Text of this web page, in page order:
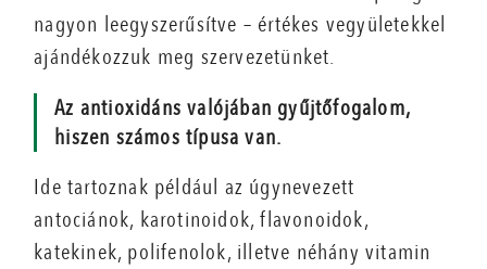
nagyon leegyszerűsítve – értékes vegyületekkel
ajándékozzuk meg szervezetünket.
Az antioxidáns valójában gyűjtőfogalom,
hiszen számos típusa van.
Ide tartoznak például az úgynevezett
antociánok, karotinoidok, flavonoidok,
katekinek, polifenolok, illetve néhány vitamin